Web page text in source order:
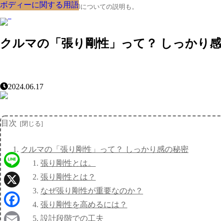
クルマの大辞典、購入･売却についての説明も。
クルマの「張り剛性」って？ しっかり
ボディーに関する用語
2024.06.17
目次
クルマの「張り剛性」って？ しっかり感の秘密
張り剛性とは。
張り剛性とは？
なぜ張り剛性が重要なのか？
張り剛性を高めるには？
設計段階での工夫
ボディーに関する用語
ボディーに関する用語
ボディーに関する用語
ボディーに関する用語
ボディーに関する用語
ボディーに関する用語
ボディーに関する用語
ボディーに関する用語
Line
X
Facebook